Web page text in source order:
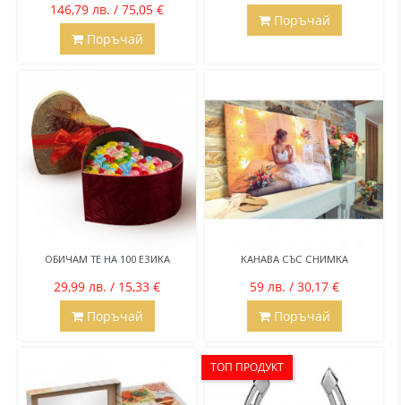
146,79 лв. / 75,05 €
Поръчай
Поръчай
ОБИЧАМ ТЕ НА 100 ЕЗИКА
29,99 лв. / 15,33 €
Поръчай
КАНАВА СЪС СНИМКА
59 лв. / 30,17 €
Поръчай
ТОП ПРОДУКТ